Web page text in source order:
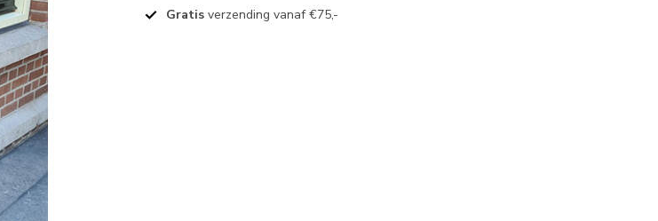
Gratis verzending vanaf €75,-